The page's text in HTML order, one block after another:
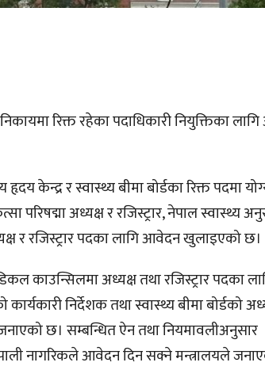
निकायमा रिक्त रहेका पदाधिकारी नियुक्तिका
हृदय केन्द्र र स्वास्थ्य बीमा बोर्डका रिक्त पदमा
अध्यक्ष र रजिस्ट्रार, नेपाल स्वास्थ्य
र रजिस्ट्रार पदका लागि आवेदन खुलाइएको छ।
काउन्सिलमा अध्यक्ष तथा रजिस्ट्रार पदका
निर्देशक तथा स्वास्थ्य बीमा बोर्डको
छ। सम्बन्धित ऐन तथा नियमावलीअनुसार
नागरिकले आवेदन दिन सक्ने मन्त्रालयले